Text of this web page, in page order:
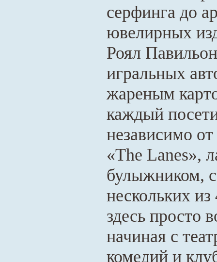
серфинга до
ювелирных
Роял
игральных
жареным
каждый
независимо
«The Lanes»,
булыжником,
нескольких
здесь просто
начиная с
комедий и